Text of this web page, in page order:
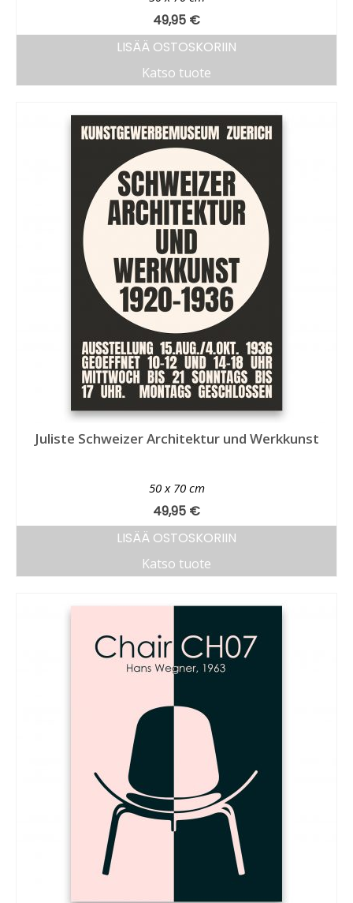
49,95 €
LISÄÄ OSTOSKORIIN
Katso tuote
Juliste Schweizer Architektur und Werkkunst
50 x 70 cm
49,95 €
LISÄÄ OSTOSKORIIN
Katso tuote